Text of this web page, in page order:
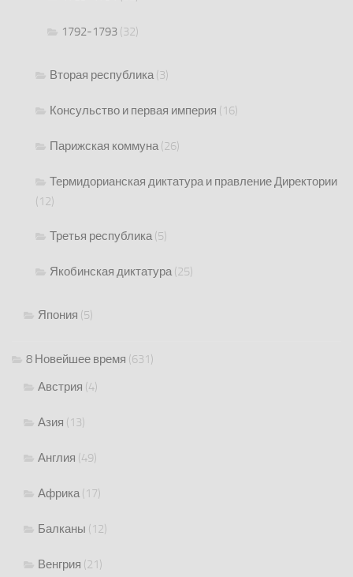
1792-1793 (32)
Вторая республика(3)
Консульство и первая империя (16)
Парижская коммуна(26)
Термидорианская диктатура и правление Директории
(12)
Третья республика(5)
Якобинская диктатура(25)
Япония (5)
8 Новейшее время (631)
Австрия (4)
Азия (13)
Англия (49)
Африка(17)
Балканы (12)
Венгрия (21)